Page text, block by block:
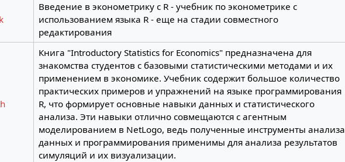
Введение в эконометрику с R - учебник по эконометрике с
использованием языка R - еще на стадии совместного
редактирования
Книга "Introductory Statistics for Economics" предназначена для
знакомства студентов с базовыми статистическими методами и их
применением в экономике. Учебник содержит большое количество
практических примеров и упражнений на языке программирования
R, что формирует основные навыки данных и статистического
анализа. Эти навыки отлично совмещаются с агентным
моделированием в NetLogo, ведь полученные инструменты анализа
данных и программирования применимы для анализа результатов
симуляций и их визуализации.